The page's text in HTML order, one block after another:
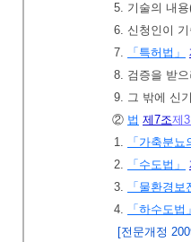
5. 기술의 내
6. 신청인이
7.
「특허법」
8. 검증을 받
9. 그 밖에 신
② 법 제7조제
1.
「가축분
2.
「수도법」
3.
「물환경보
4.
「하수도법
[전문개정